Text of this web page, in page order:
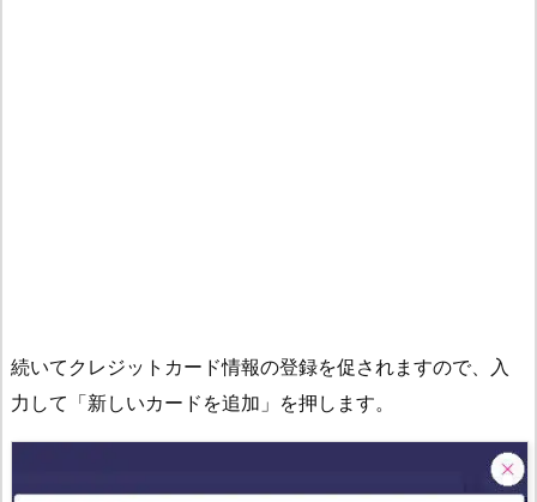
続いてクレジットカード情報の登録を促されますので、入
力して「新しいカードを追加」を押します。